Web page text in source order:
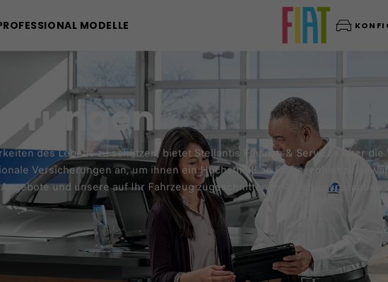
MODELLE
des Lebens zu schützen, bietet Stellantis Finance & Services über
Versicherungen an, um ihnen ein Höchstmaß an Gelassenheit zu
und unsere auf Ihr Fahrzeug zugeschnittenen Anschlussgarantien